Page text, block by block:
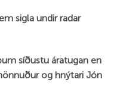
sigla undir radar
síðustu áratugan en
og hnýtari Jón